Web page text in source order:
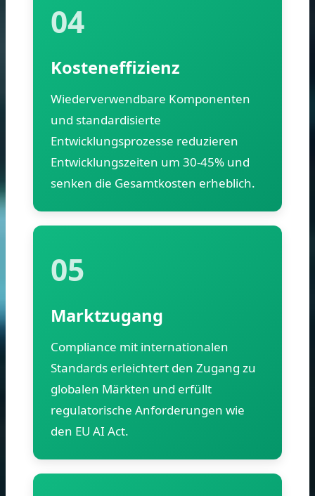
04
Kosteneffizienz
Wiederverwendbare Komponenten
und standardisierte
Entwicklungsprozesse reduzieren
Entwicklungszeiten um 30-45% und
senken die Gesamtkosten erheblich.
05
Marktzugang
Compliance mit internationalen
Standards erleichtert den Zugang zu
globalen Märkten und erfüllt
regulatorische Anforderungen wie
den EU AI Act.